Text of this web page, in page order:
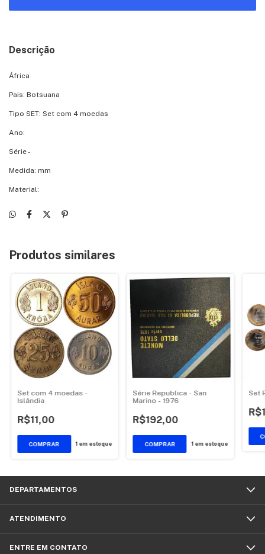
Descrição
África
Pais: Botsuana
Tipo SET: Set com 4 moedas
Ano:
Série -
Medida: mm
Material:
Produtos similares
Set com 4 moedas -
Islândia
R$11,00
1 em estoque
Série Republica - San
Marino - 1976
R$192,00
1 em estoque
Set
DEPARTAMENTOS
ATENDIMENTO
ENTRE EM CONTATO